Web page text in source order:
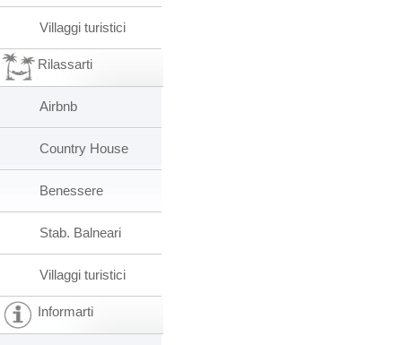
Villaggi turistici
Rilassarti
Airbnb
Country House
Benessere
Stab. Balneari
Villaggi turistici
Informarti